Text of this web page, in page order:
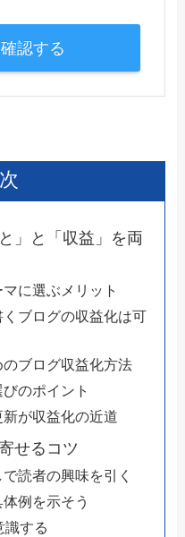
認する
」と「収益」を両
に選ぶメリット
ブログの収益化は可
ブログ収益化方法
のポイント
が収益化の近道
せるコツ
読者の興味を引く
例を示そう
識する